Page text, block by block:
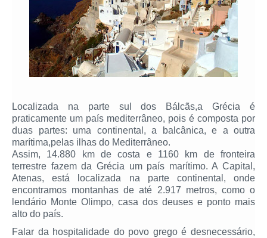
Localizada na parte sul dos Bálcãs,a Grécia é
praticamente um país mediterrâneo, pois é composta por
duas partes: uma continental, a balcânica, e a outra
marítima,pelas ilhas do Mediterrâneo.
Assim, 14.880 km de costa e 1160 km de fronteira
terrestre fazem da Grécia um país marítimo. A Capital,
Atenas, está localizada na parte continental, onde
encontramos montanhas de até 2.917 metros, como o
lendário Monte Olimpo, casa dos deuses e ponto mais
alto do país.
Falar da hospitalidade do povo grego é desnecessário,